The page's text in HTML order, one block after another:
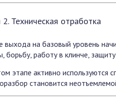
Техническая отработка
выхода на базовый уровень
борьбу, работу в клинче,
этапе активно используются
становится